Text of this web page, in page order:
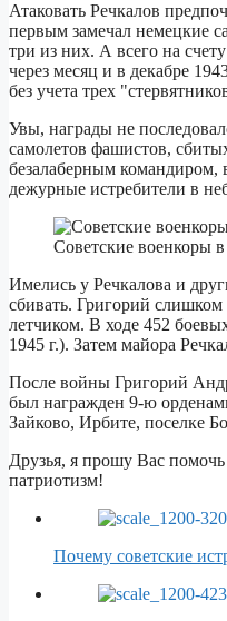
Атаковать Речкалов
первым замечал немецкие
три из них. А всего на
через месяц и в декабре
без учета трех
Увы, награды не
самолетов фашистов,
безалаберным командиром,
дежурные истребители в
Советские военкоры
Имелись у Речкалова и
сбивать. Григорий слишком
летчиком. В ходе 452
1945 г.). Затем майора
После войны Григорий
был награжден 9-ю
Зайково, Ирбите, поселке
Друзья, я прошу Вас
патриотизм!
Почему советские